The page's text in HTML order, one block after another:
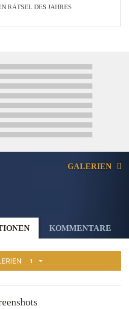
RÄTSEL DES JAHRES
GALERIEN
KOMMENTARE
1